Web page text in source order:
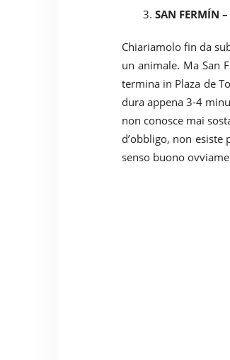
3. SAN FERMÍN
Chiariamolo fin da
un animale. Ma San
termina in Plaza de
dura appena 3-4
non conosce mai
d’obbligo, non
senso buono